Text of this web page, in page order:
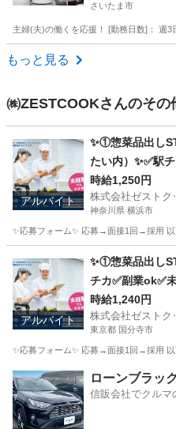
さいたま市
主婦(夫)の働くを応援！ [勤務日数]： 週
埼玉 さいたま市
もっと見る
㈱ZESTCOOKさんのその
アルバイト
✨①惣菜品出し
たい内）✨✅駅
✅週1～ok✅扶養
時給1,250円
株式会社ゼスト
神奈川県 横浜市
✨応募フォーム✨ 応募→面接1回→採用
キッチン
アルバイト
✨①惣菜品出し
チカ✅副業ok✅
養内ok
時給1,240円
株式会社ゼスト
東京都 国分寺市
✨応募フォーム✨ 応募→面接1回→採用
東京 国分寺市 キッチン ス
ローンブラッ
信販会社でクルマ